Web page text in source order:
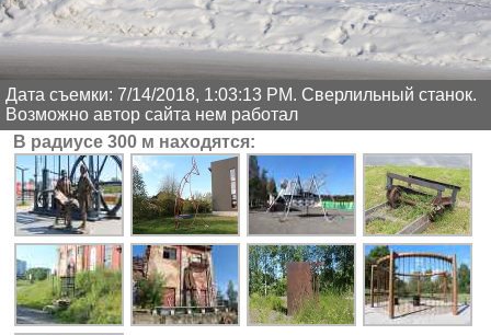
Дата съемки: 7/14/2018, 1:03:13 PM. Сверлильный станок.
Возможно автор сайта нем работал
В радиусе 300 м находятся: